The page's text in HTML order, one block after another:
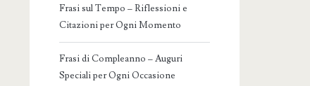
Frasi sul Tempo – Riflessioni e
Citazioni per Ogni Momento
Frasi di Compleanno – Auguri
Speciali per Ogni Occasione